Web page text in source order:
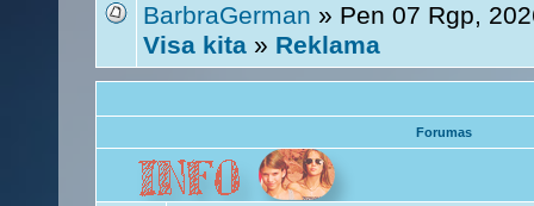
BarbraGerman » Pen 07 Rgp,
Visa kita » Reklama
Forumas